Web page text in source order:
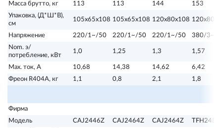
Масса брутто, кг
113 113 144
153
Упаковка, (Д*Ш*В),
см
105х65х108 105х65х108 120х80х108
Напряжение 220/1~/50 220/1~/50 220/1~/50
380/3~/
Nom. э/
потребление, кВт
1,0 1,25 1,3 1,57
Max. ток, А 10,68 14,38 14,62
6,42
Фреон R404А, кг
1,1 0,8 2,1 1,8
Фирма
Модель
CAJ2446Z CAJ2464Z CAJ2464Z